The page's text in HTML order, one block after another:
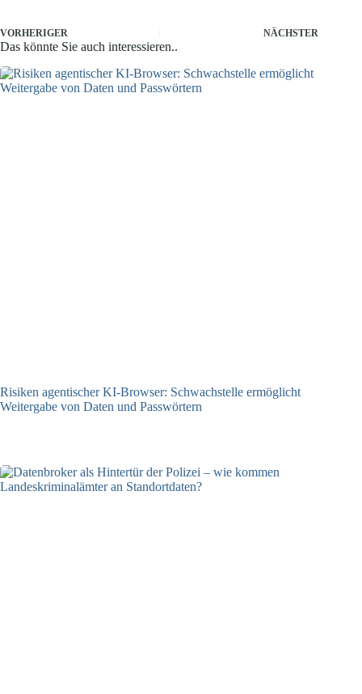
VORHERIGER NÄCHSTER
Das könnte Sie auch interessieren..
Risiken agentischer KI-Browser: Schwachstelle ermöglicht
Weitergabe von Daten und Passwörtern